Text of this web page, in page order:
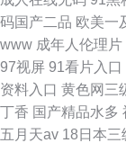
码国产二品 欧美一
www 成年人伦理片
97视屏 91看片入口
资料入口 黄色网三
丁香 国产精品水多
五月天av 18日本三